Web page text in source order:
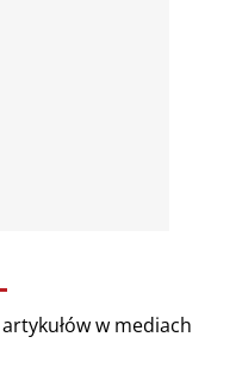
w mediach